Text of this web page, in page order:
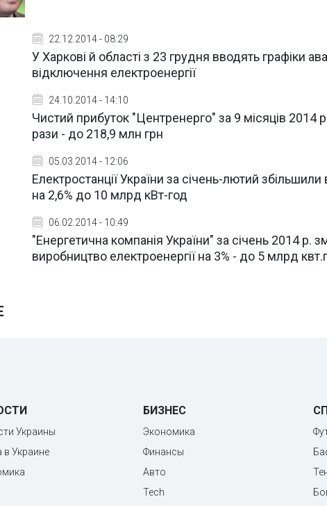
22.12.2014 - 08:29
У Харкові й області з 23 грудня вводять графіки
відключення електроенергії
24.10.2014 - 14:10
Чистий прибуток "Центренерго" за 9 місяців 2014
рази - до 218,9 млн грн
05.03.2014 - 12:06
Електростанції України за січень-лютий
на 2,6% до 10 млрд кВт-год
06.02.2014 - 10:49
"Енергетична компанія України" за січень 2014 р.
виробництво електроенергії на 3% - до 5 млрд
Украины
в Украине
БИЗНЕС
Экономика
Финансы
Авто
Tech